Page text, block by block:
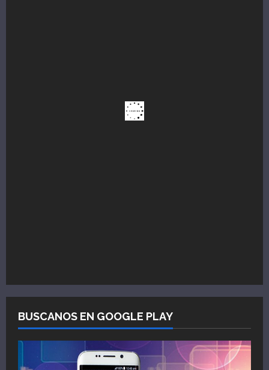
BUSCANOS EN GOOGLE PLAY